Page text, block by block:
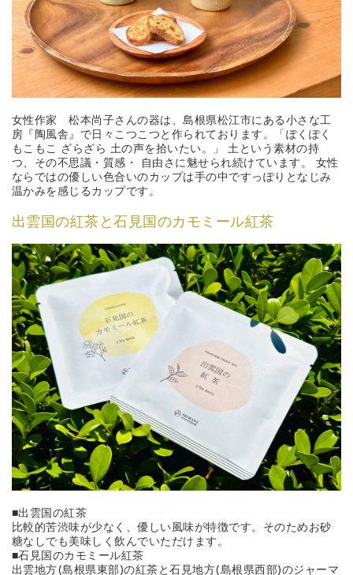
女性作家 松本尚子さんの器は、島根県松江市にある小さな工
房『陶風舎』で日々こつこつと作られております。「ぽくぽく
もこもこ ざらざら 土の声を拾いたい。」 土という素材の持
つ、その不思議・質感・ 自由さに魅せられ続けています。 女性
ならではの優しい色合いのカップは手の中ですっぽりとなじみ
温かみを感じるカップです。
出雲国の紅茶と石見国のカモミール紅茶
■出雲国の紅茶
比較的苦渋味が少なく、優しい風味が特徴です。そのためお砂
糖なしでも美味しく飲んでいただけます。
■石見国のカモミール紅茶
出雲地方(島根県東部)の紅茶と石見地方(島根県西部)のジャーマ